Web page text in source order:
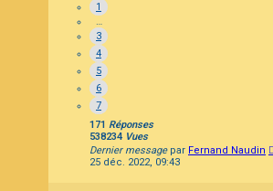
1
…
3
4
5
6
7
171 Réponses
538234 Vues
Dernier message par Fernand Naudin
25 déc. 2022, 09:43